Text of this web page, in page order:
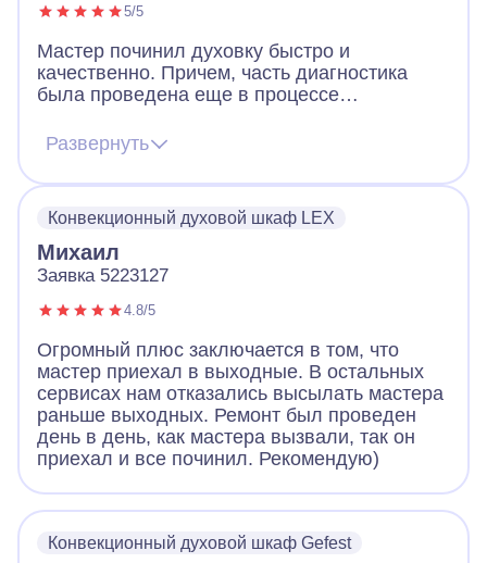
5/5
Мастер починил духовку быстро и
качественно. Причем, часть диагностика
была проведена еще в процессе
задавал вопросы, сразу чувствуется
большой опыт. Благодаря этого мастер
привез сразу нужные запчасти и замена и
приезд. Не нужно было ждать, чтобы он еще
купил запчасти и возвращался к нам.
Благодарим Айсберг
Развернуть
Конвекционный духовой шкаф LEX
Михаил
Заявка 5223127
4.8/5
Огромный плюс заключается в том, что
мастер приехал в выходные. В остальных
сервисах нам отказались высылать мастера
раньше выходных. Ремонт был проведен
день в день, как мастера вызвали, так он
приехал и все починил. Рекомендую)
Конвекционный духовой шкаф Gefest